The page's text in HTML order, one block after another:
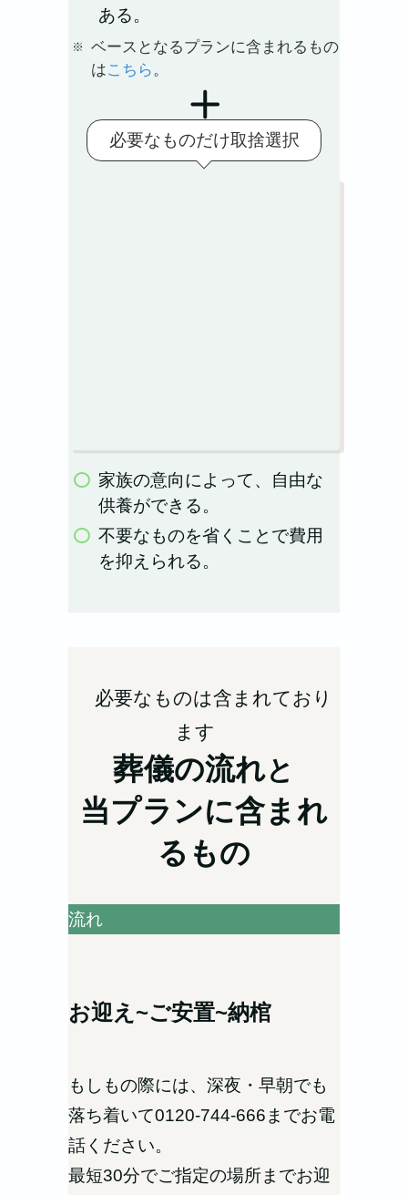
ある。
ベースとなるプランに含まれるもの
はこちら。
必要なものだけ取捨選択
家族の意向によって、自由な
供養ができる。
不要なものを省くことで費用
を抑えられる。
必要なものは含まれており
ます
葬儀の流れと
当プランに含まれ
るもの
流れ
お迎え~ご安置~納棺
もしもの際には、深夜・早朝でも
落ち着いて0120-744-666までお電
話ください。
最短30分でご指定の場所までお迎